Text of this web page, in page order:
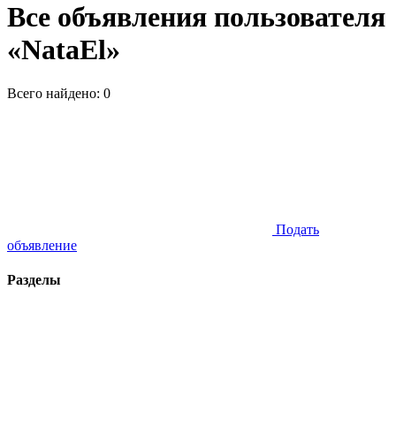
Все объявления пользователя
«NataEl»
Всего найдено: 0
Подать
объявление
Разделы